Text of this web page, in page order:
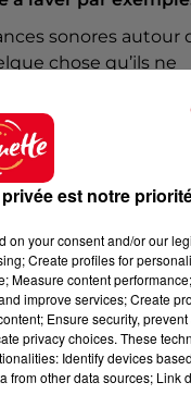
sonores autour
chose qu’ils ne
selon le type de
est notre
your consent and/or our
Create profiles for
content
improve services; Create
Ensure security,
privacy choices. These
Identify devices
other data sources; Link